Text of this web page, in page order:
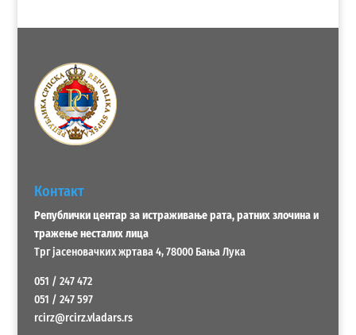
Контакт
Републички центар за истраживање рата, ратних злочина и
тражење несталих лица
Трг јасеновачких жртава 4, 78000 Бања Лука
051 / 247 472
051 / 247 597
rcirz@rcirz.vladars.rs